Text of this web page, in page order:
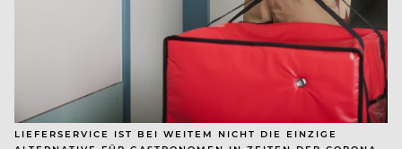
LIEFERSERVICE IST BEI WEITEM NICHT DIE EINZIGE